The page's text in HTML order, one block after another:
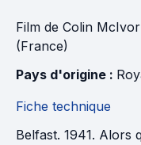
Film de Colin McIvor
(France)
Pays d'origine :
Fiche technique
Belfast. 1941. Alors